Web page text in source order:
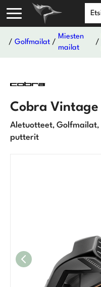
/Golfmailat /
Miesten
mailat
/
Cobra
Aletuotteet, Golfmailat,
putterit